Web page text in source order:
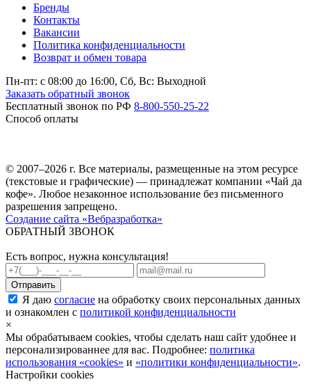
Бренды
Контакты
Вакансии
Политика конфиденциальности
Возврат и обмен товара
Пн-пт: c 08:00 до 16:00, Сб, Вс: Выходной
Заказать обратный звонок
Бесплатный звонок по РФ 8-800-550-25-22
Способ оплаты
© 2007–2026 г. Все материалы, размещенные на этом ресурсе
(текстовые и графические) — принадлежат компании «Чай да
кофе». Любое незаконное использование без письменного
разрешения запрещено.
Создание сайта «Вебразработка»
ОБРАТНЫЙ ЗВОНОК
Есть вопрос, нужна консультация!
Я даю согласие на обработку своих персональных данных
и ознакомлен с политикой конфиденциальности
×
Мы обрабатываем cookies, чтобы сделать наш сайт удобнее и
персонализированнее для вас. Подробнее: политика
использования «cookies» и «политики конфиденциальности».
Настройки cookies